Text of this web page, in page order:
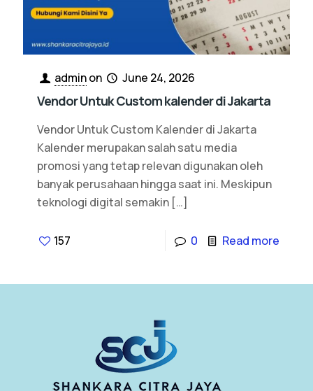
adminon June 24, 2026
Vendor Untuk Custom kalender di Jakarta
Vendor Untuk Custom Kalender di Jakarta
Kalender merupakan salah satu media
promosi yang tetap relevan digunakan oleh
banyak perusahaan hingga saat ini. Meskipun
teknologi digital semakin […]
157 0 Read more